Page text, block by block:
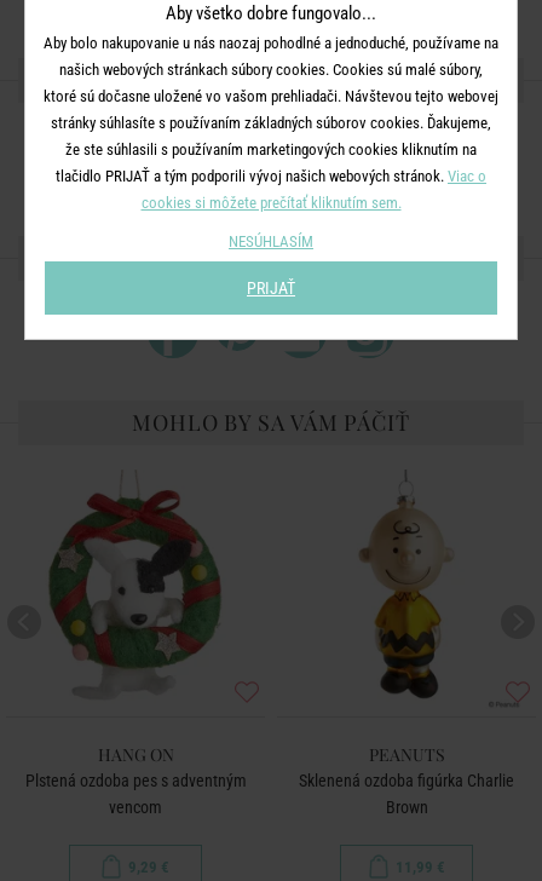
K dostaniu v niekoľkých verziách.
DETAILY PRODUKTU
Rozmery:D 9,6 x Š 10 x V 31 cm
Materiál:sklo
ZDIEĽAJTE S PRIATEĽMI
MOHLO BY SA VÁM PÁČIŤ
HANG ON
Plstená ozdoba pes s adventným
vencom
9,29 €
PEANUTS
Sklenená ozdoba figúrka Charlie
Brown
11,99 €
Aby všetko dobre fungovalo...
Aby bolo nakupovanie u nás naozaj pohodlné a jednoduché, používame na
našich webových stránkach súbory cookies. Cookies sú malé súbory,
ktoré sú dočasne uložené vo vašom prehliadači. Návštevou tejto webovej
stránky súhlasíte s používaním základných súborov cookies. Ďakujeme,
že ste súhlasili s používaním marketingových cookies kliknutím na
tlačidlo PRIJAŤ a tým podporili vývoj našich webových stránok. Viac o
cookies si môžete prečítať kliknutím sem.
NESÚHLASÍM
PRIJAŤ